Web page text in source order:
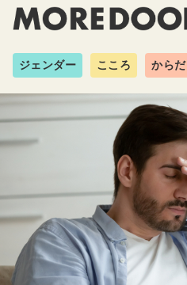
ジェンダー こころ からだ